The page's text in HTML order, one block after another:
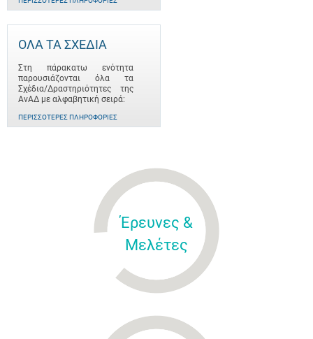
ΟΛΑ ΤΑ ΣΧΕΔΙΑ
Στη πάρακατω ενότητα
παρουσιάζονται όλα τα
Σχέδια/Δραστηριότητες της
ΑνΑΔ με αλφαβητική σειρά:
ΠΕΡΙΣΣΌΤΕΡΕΣ ΠΛΗΡΟΦΟΡΊΕΣ
Έρευνες &
Μελέτες